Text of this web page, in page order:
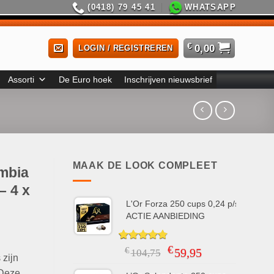
(0418) 79 45 41 WHATSAPP
LOGIN / REGISTREREN € 0,00
Assorti De Euro hoek Inschrijven nieuwsbrief
4 x
zijn
MAAK DE LOOK COMPLEET
L'Or Forza 250 cups 0,24 p/s
ACTIE AANBIEDING
Gewaardeerd
4.80op 5
€104,75Oorspronkelijke
€59,95Huidige